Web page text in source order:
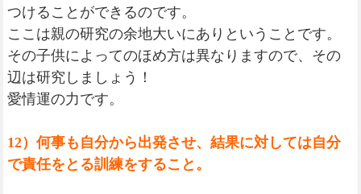
つけることができるのです。
ここは親の研究の余地大いにありということです。
その子供によってのほめ方は異なりますので、その
辺は研究しましょう！
愛情運の力です。
12）何事も自分から出発させ、結果に対しては自分
で責任をとる訓練をすること。